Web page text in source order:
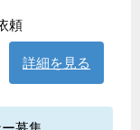
頼
詳細を見る